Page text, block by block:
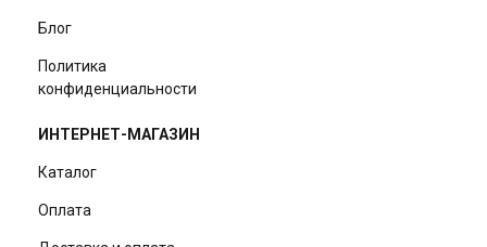
Блог
Политика
конфиденциальности
ИНТЕРНЕТ-МАГАЗИН
Каталог
Оплата